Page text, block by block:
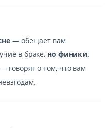
— обещает вам
в браке, но финики,
— говорят о том, что вам